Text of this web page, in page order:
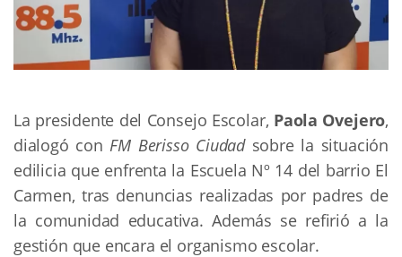
La presidente del Consejo Escolar, Paola Ovejero,
dialogó conFM Berisso Ciudadsobre la situación
edilicia que enfrenta la Escuela Nº 14 del barrio El
Carmen, tras denuncias realizadas por padres de
la comunidad educativa. Además se refirió a la
gestión que encara el organismo escolar.